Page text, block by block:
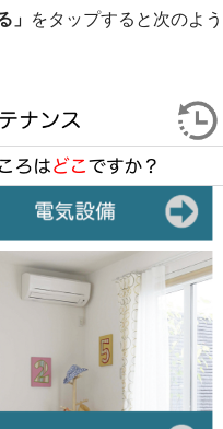
」 をタップすると次のよう